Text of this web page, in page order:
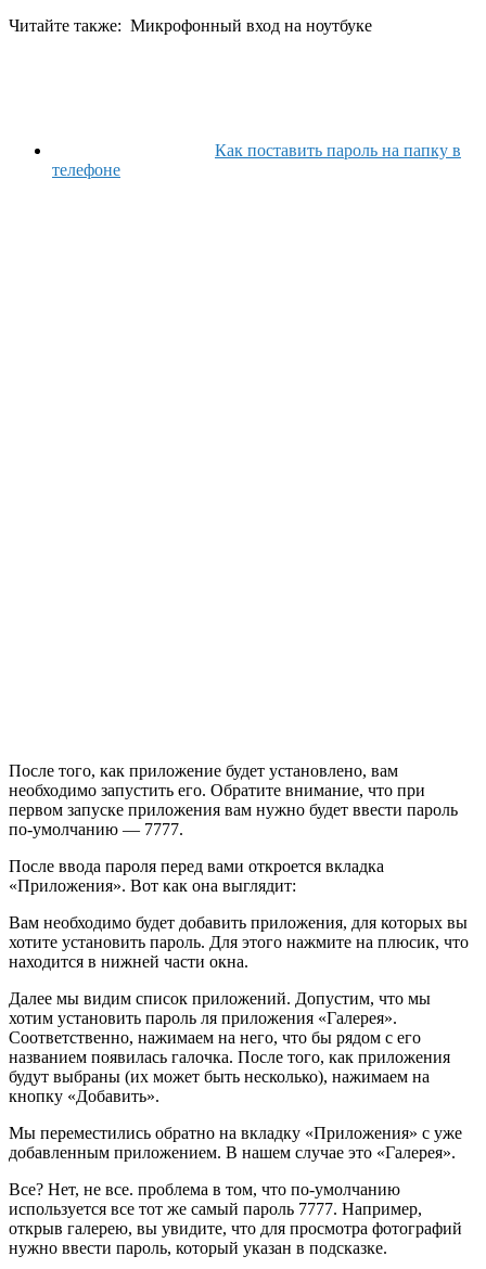
Читайте также: Микрофонный вход на ноутбуке
Как поставить пароль на папку в
телефоне
После того, как приложение будет установлено, вам
необходимо запустить его. Обратите внимание, что при
первом запуске приложения вам нужно будет ввести пароль
по-умолчанию — 7777.
После ввода пароля перед вами откроется вкладка
«Приложения». Вот как она выглядит:
Вам необходимо будет добавить приложения, для которых вы
хотите установить пароль. Для этого нажмите на плюсик, что
находится в нижней части окна.
Далее мы видим список приложений. Допустим, что мы
хотим установить пароль ля приложения «Галерея».
Соответственно, нажимаем на него, что бы рядом с его
названием появилась галочка. После того, как приложения
будут выбраны (их может быть несколько), нажимаем на
кнопку «Добавить».
Мы переместились обратно на вкладку «Приложения» с уже
добавленным приложением. В нашем случае это «Галерея».
Все? Нет, не все. проблема в том, что по-умолчанию
используется все тот же самый пароль 7777. Например,
открыв галерею, вы увидите, что для просмотра фотографий
нужно ввести пароль, который указан в подсказке.